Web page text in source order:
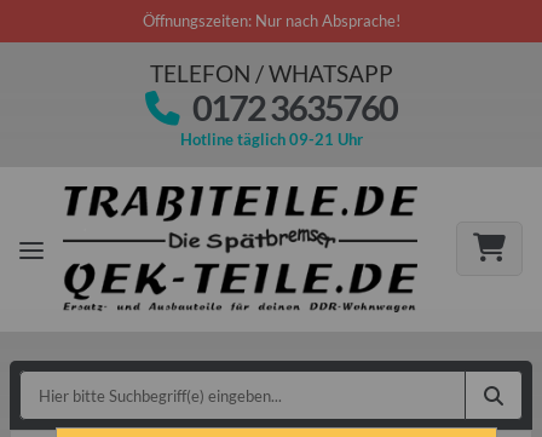
Öffnungszeiten: Nur nach Absprache!
TELEFON / WHATSAPP
0172 3635760
Hotline täglich 09-21 Uhr